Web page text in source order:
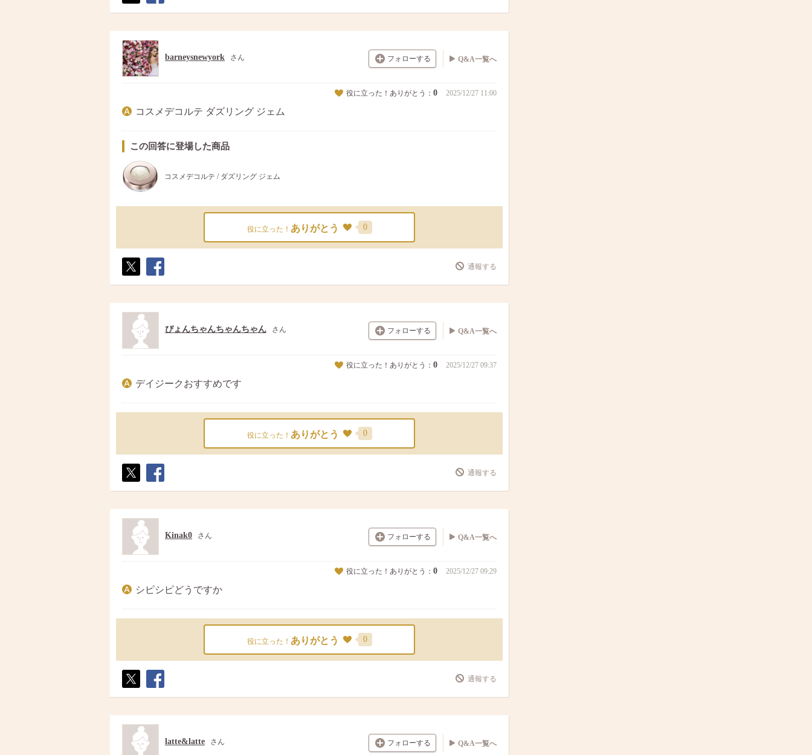
ト
ア
フォローする
barneysnewyork さん Q&A一覧へ
役に立った！ありがとう： 0 2025/12/27 11:00
コスメデコルテ ダズリング ジェム
この回答に登場した商品
コスメデコルテ / ダズリング ジェム
役に立った！ ありがとう 0
ト
ア
通報する
フォローする
ぴょんちゃんちゃんちゃん さん Q&A一覧へ
役に立った！ありがとう： 0 2025/12/27 09:37
デイジークおすすめです
役に立った！ ありがとう 0
ト
ア
通報する
フォローする
Kinak0 さん Q&A一覧へ
役に立った！ありがとう： 0 2025/12/27 09:29
シピシピどうですか
役に立った！ ありがとう 0
ト
ア
通報する
フォローする
latte&latte さん Q&A一覧へ